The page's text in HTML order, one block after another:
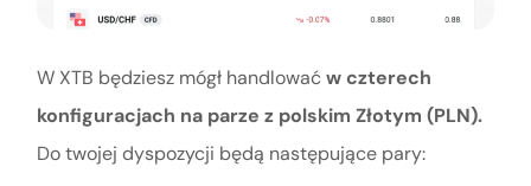
W XTB będziesz mógł handlować w czterech
konfiguracjach na parze z polskim Złotym (PLN).
Do twojej dyspozycji będą następujące pary: